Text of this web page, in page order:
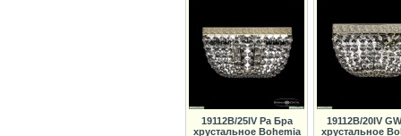
19112B/25IV Pa Бра
хрустальное Bohemia
19112B/20IV
хрустальное